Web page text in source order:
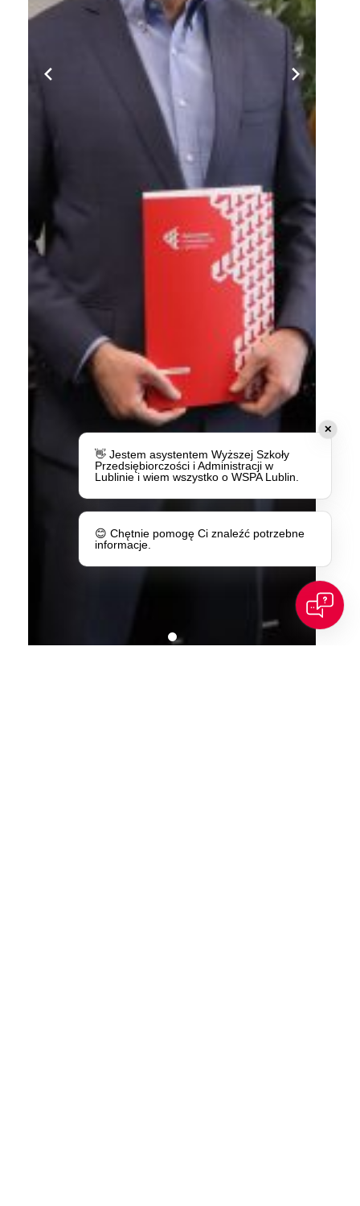
✕
👋 Jestem asystentem Wyższej Szkoły
Przedsiębiorczości i Administracji w
Lublinie i wiem wszystko o WSPA Lublin.
😊 Chętnie pomogę Ci znaleźć potrzebne
informacje.